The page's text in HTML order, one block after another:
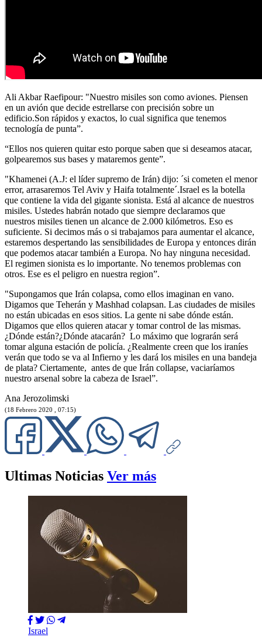
Ali Akbar Raefipour: "Nuestro misiles son como aviones. Piensen
en un avión que decide estrellarse con precisión sobre un
edificio.Son rápidos y exactos, lo cual significa que tenemos
tecnología de punta”.
“Ellos nos quieren quitar esto porque saben que si deseamos atacar,
golpearemos sus bases y mataremos gente”.
"Khamenei (A.J: el líder supremo de Irán) dijo: ´si cometen el menor
error, arrasaremos Tel Aviv y Haifa totalmente´.Israel es la botella
que contiene la vida del gigante sionista. Está al alcance de nuestros
misiles. Ustedes habrán notado que siempre declaramos que
nuestros misiles tienen un alcance de 2.000 kilómetros. Eso es
suficiente. Si decimos más o si trabajamos para aumentar el alcance,
estaremos despertando las sensibilidades de Europa y entonces dirán
que podemos atacar también a Europa. No hay ninguna necesidad.
El regimen sionista es lo importante. No tenemos problemas con
otros. Ese es el peligro en nuestra region”.
"Supongamos que Irán colapsa, como ellos imaginan en vano.
Digamos que Teherán y Mashhad colapsan. Las ciudades de misiles
no están ubicadas en esos sitios. La gente ni sabe dónde están.
Digamos que ellos quieren atacar y tomar control de las mismas.
¿Dónde están?¿Dónde atacarán? Lo máximo que lograrán será
tomar alguna estación de policía. ¿Realmente creen que los iraníes
verán que todo se va al Infierno y les dará los misiles en una bandeja
de plata? Ciertamente, antes de que Irán collapse, vaciaríamos
nuestro arsenal sobre la cabeza de Israel”.
Ana Jerozolimski
(18 Febrero 2020 , 07:15)
Ultimas Noticias Ver más
Israel